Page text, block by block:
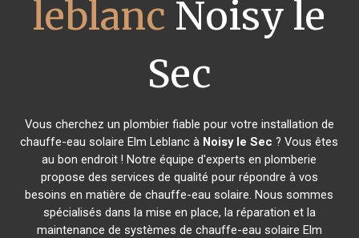
leblanc Noisy le
Sec
Vous cherchez un plombier fiable pour votre installation de
chauffe-eau solaire Elm Leblanc à Noisy le Sec ? Vous êtes
au bon endroit ! Notre équipe d'experts en plomberie
propose des services de qualité pour répondre à vos
besoins en matière de chauffe-eau solaire. Nous sommes
spécialisés dans la mise en place, la réparation et la
maintenance de systèmes de chauffe-eau solaire Elm